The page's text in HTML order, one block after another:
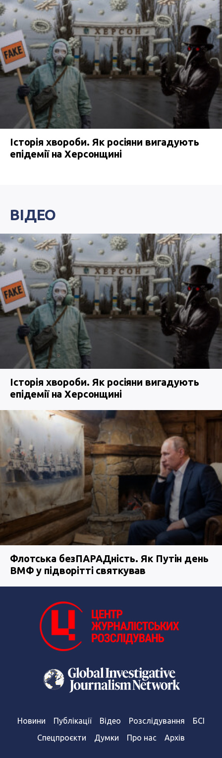
Історія хвороби. Як росіяни вигадують
епідемії на Херсонщині
ВІДЕО
Історія хвороби. Як росіяни вигадують
епідемії на Херсонщині
Флотська безПАРАДність. Як Путін день
ВМФ у підворітті святкував
Новини Публікації Відео Розслідування
БСІ
Спецпроєкти
Думки Про нас Архів